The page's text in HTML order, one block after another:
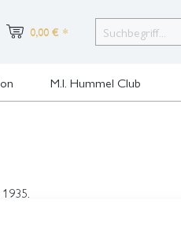
0,00 € *
M.I. Hummel Club